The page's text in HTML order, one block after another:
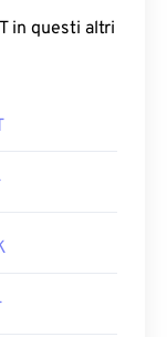
in questi altri